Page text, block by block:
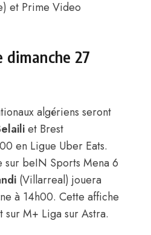
et Prime Video
dimanche 27
algériens seront
et Brest
en Ligue Uber Eats.
sur beIN Sports Mena 6
(Villarreal) jouera
à 14h00. Cette affiche
M+ Liga sur Astra.